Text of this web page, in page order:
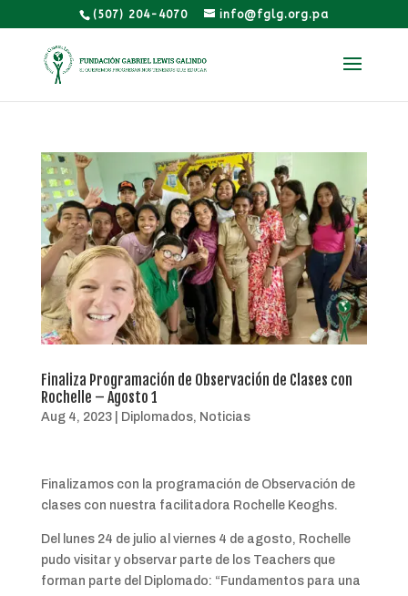
(507) 204-4070 info@fglg.org.pa
Finaliza Programación de Observación de Clases con
Rochelle – Agosto 1
Aug 4, 2023| Diplomados, Noticias
Finalizamos con la programación de Observación de
clases con nuestra facilitadora Rochelle Keoghs.
Del lunes 24 de julio al viernes 4 de agosto, Rochelle
pudo visitar y observar parte de los Teachers que
forman parte del Diplomado: “Fundamentos para una